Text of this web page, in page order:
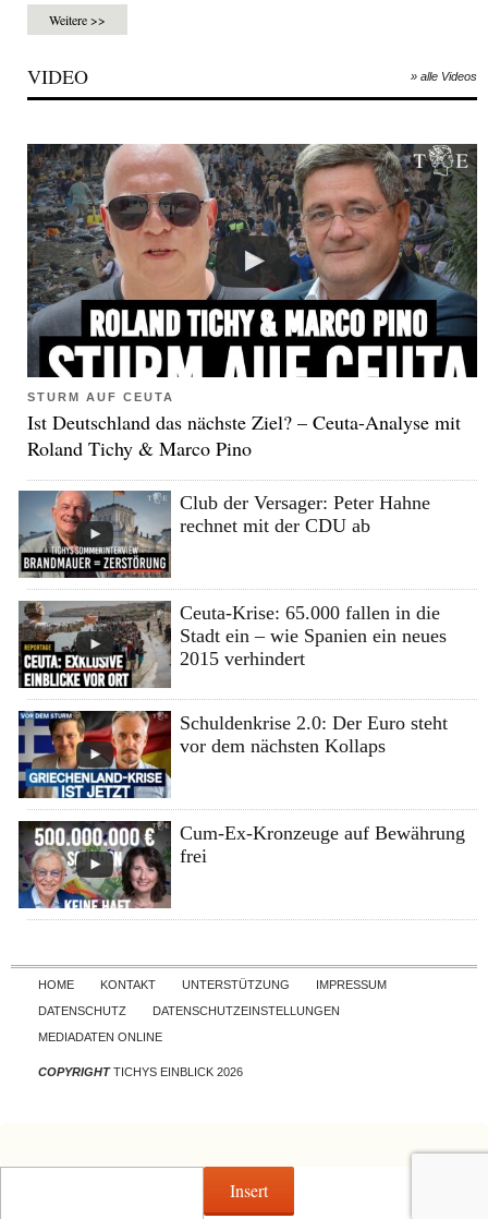
Weitere >>
VIDEO » alle Videos
STURM AUF CEUTA
Ist Deutschland das nächste Ziel? – Ceuta-Analyse mit
Roland Tichy & Marco Pino
Club der Versager: Peter Hahne
rechnet mit der CDU ab
Ceuta-Krise: 65.000 fallen in die
Stadt ein – wie Spanien ein neues
2015 verhindert
Schuldenkrise 2.0: Der Euro steht
vor dem nächsten Kollaps
Cum-Ex-Kronzeuge auf Bewährung
frei
Skip to content
HOME KONTAKT UNTERSTÜTZUNG
IMPRESSUM
DATENSCHUTZ
DATENSCHUTZEINSTELLUNGEN
MEDIADATEN ONLINE
COPYRIGHTTICHYS EINBLICK 2026
Insert